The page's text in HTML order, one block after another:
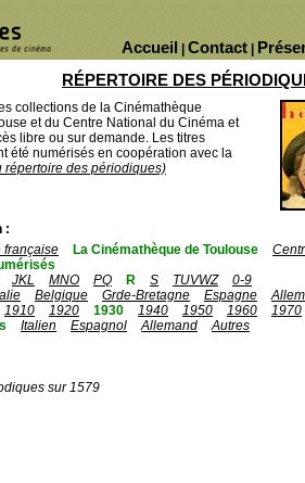
Contact
Accueil
RÉPERTOIRE DES
collections de la Cinémathèque
et du Centre National du Cinéma et
libre ou sur demande. Les titres
été numérisés en coopération avec la
des périodiques)
:
française La Cinémathèque de Toulouse
JKL MNO PQ R S TUVWZ
0-9
Belgique Grde-Bretagne Espagne
1910 1920 1930 1940 1950 1960 1970
Italien Espagnol Allemand
Autres
sur 1579